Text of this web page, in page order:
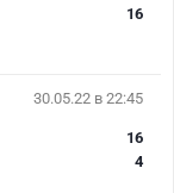
16
30.05.22 в 22:45
16
4